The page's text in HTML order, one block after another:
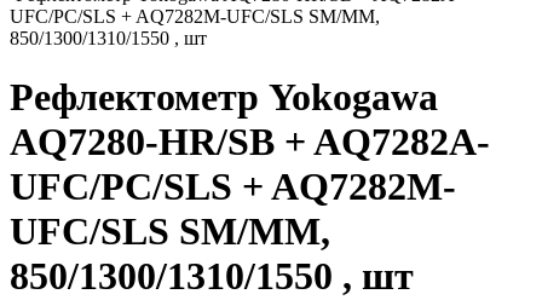
UFC/PC/SLS + AQ7282M-UFC/SLS SM/MM,
850/1300/1310/1550 , шт
Рефлектометр Yokogawa
AQ7280-HR/SB + AQ7282A-
UFC/PC/SLS + AQ7282M-
UFC/SLS SM/MM,
850/1300/1310/1550 , шт